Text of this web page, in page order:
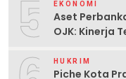
5 EKONOMI
Aset
OJK: Kinerja
HUKRIM
Piche Kota